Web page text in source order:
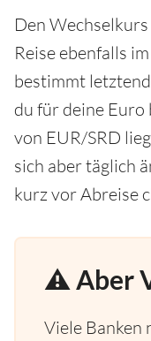
Den
Reise ebenfalls
bestimmt
du für deine
von EUR/SRD
sich aber täglich
kurz vor Abreise
⚠️ Aber
Viele Banken